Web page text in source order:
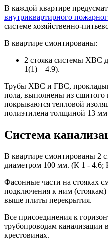
В каждой квартире
внутриквартирного
системе хозяйственно-
В квартире смонтированы:
2 стояка системы ХВС
1(1) – 4.9).
Трубы ХВС и ГВС,
пола, выполнены из сшитого
покрываются тепловой
полиэтилена толщиной 13
Система
В квартире смонтированы 2
диаметром 100 мм. (К 1 - 4.6;
Фасонные части на стояках
подключения к ним
выше плиты перекрытия.
Все присоединения к
трубопроводам канализации
крестовинах.